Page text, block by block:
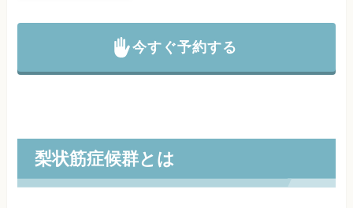
今すぐ予約する
梨状筋症候群とは